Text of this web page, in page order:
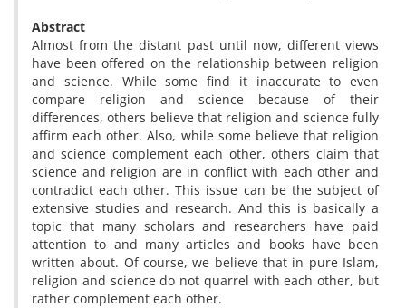
Abstract
Almost from the distant past until now, different views
have been offered on the relationship between religion
and science. While some find it inaccurate to even
compare religion and science because of their
differences, others believe that religion and science fully
affirm each other. Also, while some believe that religion
and science complement each other, others claim that
science and religion are in conflict with each other and
contradict each other. This issue can be the subject of
extensive studies and research. And this is basically a
topic that many scholars and researchers have paid
attention to and many articles and books have been
written about. Of course, we believe that in pure Islam,
religion and science do not quarrel with each other, but
rather complement each other.